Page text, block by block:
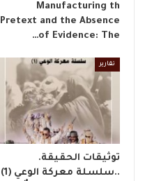
Manufacturing th
Pretext and the Absence
of Evidence: The…
تقارير
توثيقات الحقيقة.
..سلسلة معركة الوعي (1)